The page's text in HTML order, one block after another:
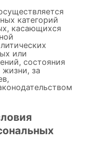
категорий
касающихся
или
состояния
за